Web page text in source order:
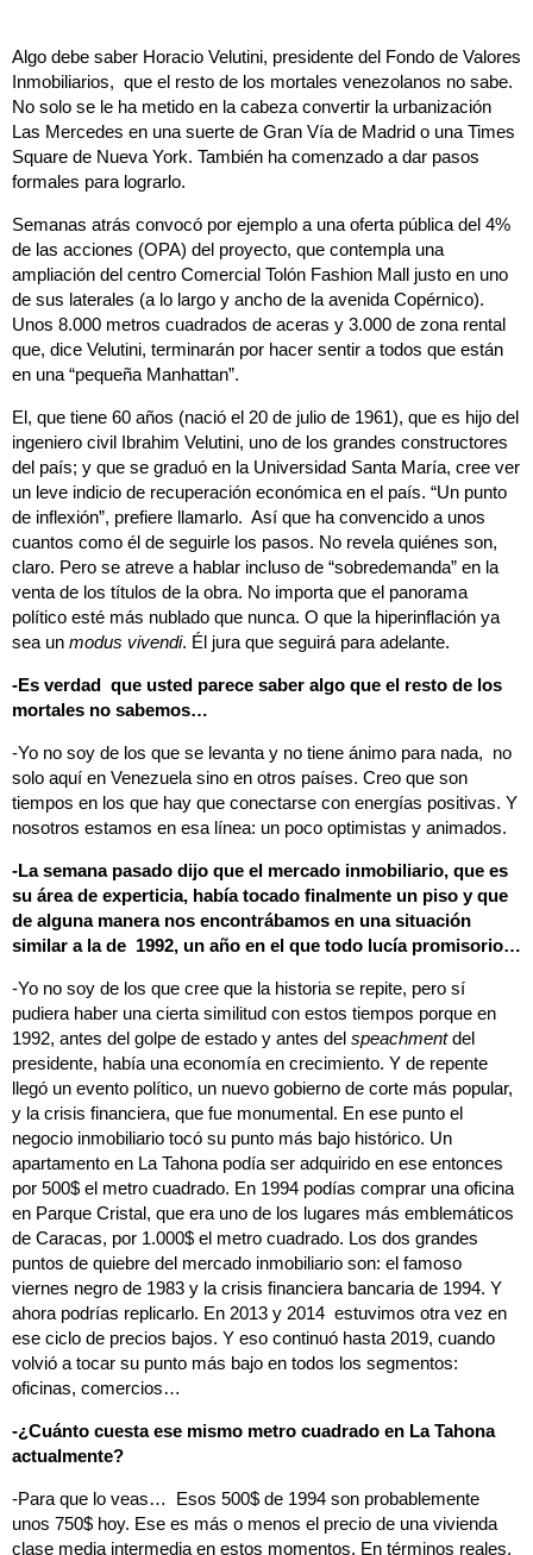
Algo debe saber Horacio Velutini, presidente del Fondo de Valores
Inmobiliarios, que el resto de los mortales venezolanos no sabe.
No solo se le ha metido en la cabeza convertir la urbanización
Las Mercedes en una suerte de Gran Vía de Madrid o una Times
Square de Nueva York. También ha comenzado a dar pasos
formales para lograrlo.
Semanas atrás convocó por ejemplo a una oferta pública del 4%
de las acciones (OPA) del proyecto, que contempla una
ampliación del centro Comercial Tolón Fashion Mall justo en uno
de sus laterales (a lo largo y ancho de la avenida Copérnico).
Unos 8.000 metros cuadrados de aceras y 3.000 de zona rental
que, dice Velutini, terminarán por hacer sentir a todos que están
en una “pequeña Manhattan”.
El, que tiene 60 años (nació el 20 de julio de 1961), que es hijo del
ingeniero civil Ibrahim Velutini, uno de los grandes constructores
del país; y que se graduó en la Universidad Santa María, cree ver
un leve indicio de recuperación económica en el país. “Un punto
de inflexión”, prefiere llamarlo. Así que ha convencido a unos
cuantos como él de seguirle los pasos. No revela quiénes son,
claro. Pero se atreve a hablar incluso de “sobredemanda” en la
venta de los títulos de la obra. No importa que el panorama
político esté más nublado que nunca. O que la hiperinflación ya
sea un modus vivendi. Él jura que seguirá para adelante.
-Es verdad que usted parece saber algo que el resto de los
mortales no sabemos…
-Yo no soy de los que se levanta y no tiene ánimo para nada, no
solo aquí en Venezuela sino en otros países. Creo que son
tiempos en los que hay que conectarse con energías positivas. Y
nosotros estamos en esa línea: un poco optimistas y animados.
-La semana pasado dijo que el mercado inmobiliario, que es
su área de experticia, había tocado finalmente un piso y que
de alguna manera nos encontrábamos en una situación
similar a la de 1992, un año en el que todo lucía promisorio…
-Yo no soy de los que cree que la historia se repite, pero sí
pudiera haber una cierta similitud con estos tiempos porque en
1992, antes del golpe de estado y antes del speachmentdel
presidente, había una economía en crecimiento. Y de repente
llegó un evento político, un nuevo gobierno de corte más popular,
y la crisis financiera, que fue monumental. En ese punto el
negocio inmobiliario tocó su punto más bajo histórico. Un
apartamento en La Tahona podía ser adquirido en ese entonces
por 500$ el metro cuadrado. En 1994 podías comprar una oficina
en Parque Cristal, que era uno de los lugares más emblemáticos
de Caracas, por 1.000$ el metro cuadrado. Los dos grandes
puntos de quiebre del mercado inmobiliario son: el famoso
viernes negro de 1983 y la crisis financiera bancaria de 1994. Y
ahora podrías replicarlo. En 2013 y 2014 estuvimos otra vez en
ese ciclo de precios bajos. Y eso continuó hasta 2019, cuando
volvió a tocar su punto más bajo en todos los segmentos:
oficinas, comercios…
-¿Cuánto cuesta ese mismo metro cuadrado en La Tahona
actualmente?
-Para que lo veas… Esos 500$ de 1994 son probablemente
unos 750$ hoy. Ese es más o menos el precio de una vivienda
clase media intermedia en estos momentos. En términos reales,